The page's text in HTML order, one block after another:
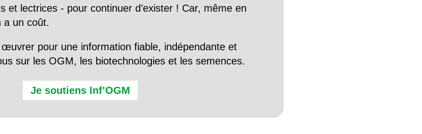
et lectrices - pour continuer d’exister ! Car, même en
a un coût.
œuvrer pour une information fiable, indépendante et
sur les OGM, les biotechnologies et les semences.
Je soutiens Inf’OGM